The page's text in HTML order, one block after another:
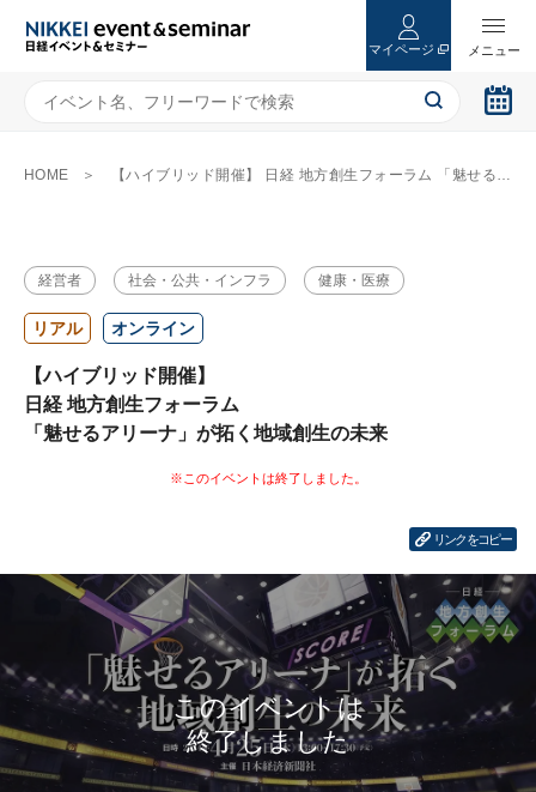
マイページ
HOME 【ハイブリッド開催】 日経 地方創生フォーラム 「魅せるアリーナ」が拓く地域創生の未来
経営者 社会・公共・インフラ 健康・医療
リアル オンライン
【ハイブリッド開催】
日経 地方創生フォーラム
「魅せるアリーナ」が拓く地域創生の未来
リンクをコピー